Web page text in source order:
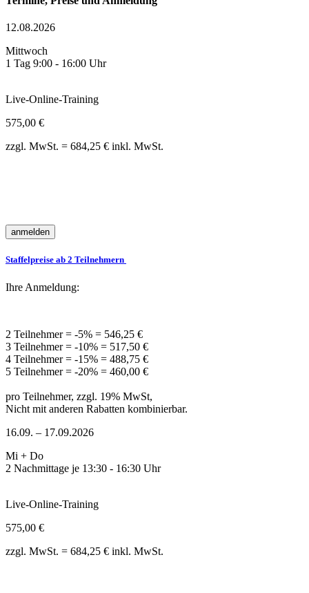
12.08.2026
Mittwoch
1 Tag 9:00 - 16:00 Uhr
Live-Online-Training
575,00 €
zzgl. MwSt. = 684,25 € inkl. MwSt.
Staffelpreise ab 2 Teilnehmern
Ihre Anmeldung:
2 Teilnehmer = -5% = 546,25 €
3 Teilnehmer = -10% = 517,50 €
4 Teilnehmer = -15% = 488,75 €
5 Teilnehmer = -20% = 460,00 €
pro Teilnehmer, zzgl. 19% MwSt,
Nicht mit anderen Rabatten kombinierbar.
16.09. – 17.09.2026
Mi + Do
2 Nachmittage je 13:30 - 16:30 Uhr
Live-Online-Training
575,00 €
zzgl. MwSt. = 684,25 € inkl. MwSt.